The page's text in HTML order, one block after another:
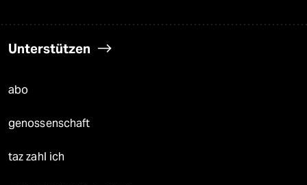
Unterstützen
abo
genossenschaft
taz zahl ich